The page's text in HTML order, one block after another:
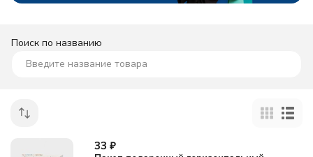
Поиск по названию
33 ₽